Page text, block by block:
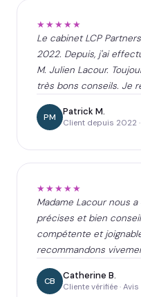
★★★★★
Le cabinet LCP
2022. Depuis, j'ai
M. Julien Lacour.
très bons conseils. Je
PM Patrick M.
Client depuis 2022
★★★★★
Madame Lacour nous
précises et bien
compétente et
recommandons
CB Catherine B.
Cliente vérifiée ·